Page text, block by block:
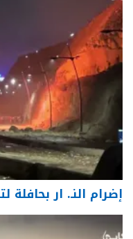
إضرام النـ. ار بحافلة